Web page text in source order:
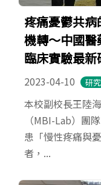
疼痛憂鬱共
機轉～中國
臨床實驗最
2023-04-10 研
本校副校長王陸
（MBI-Lab）團
患「慢性疼痛與
者，...